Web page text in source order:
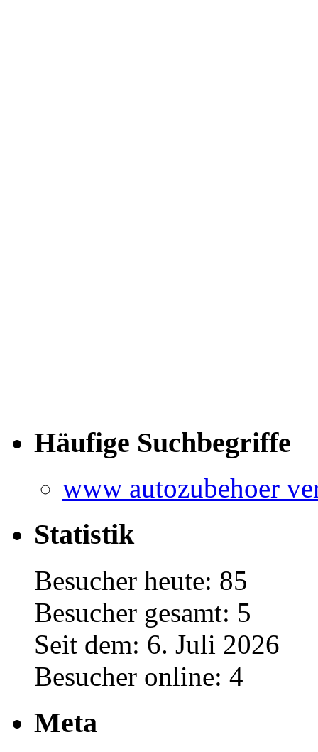
Häufige Suchbegriffe
www autozubehoer
Statistik
Besucher heute: 85
Besucher gesamt: 5
Seit dem: 6. Juli 2026
Besucher online: 4
Meta